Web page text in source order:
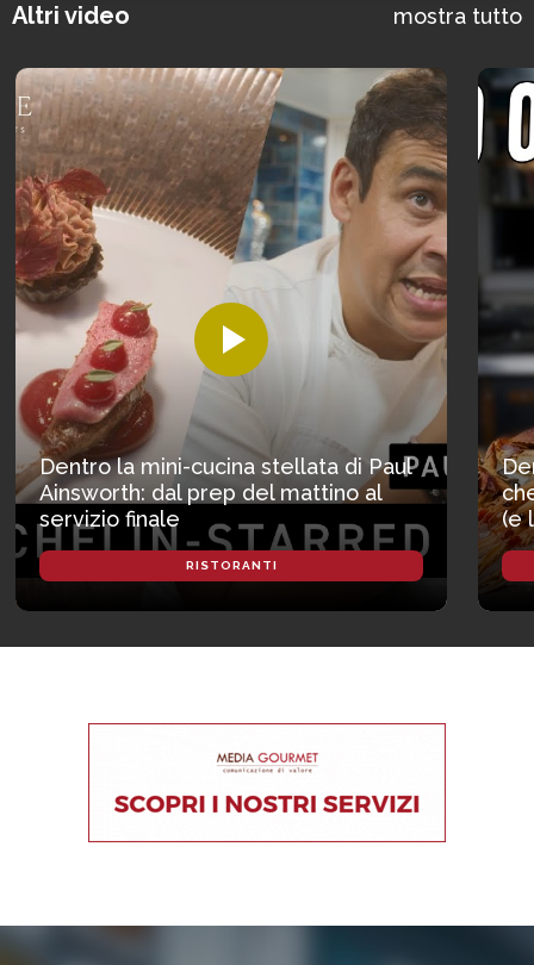
Altri video mostra tutto
Dentro la mini-cucina stellata di Paul
Ainsworth: dal prep del mattino al
servizio finale
RISTORANTI
(e